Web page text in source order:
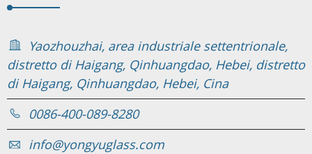
Yaozhouzhai, area industriale settentrionale,
distretto di Haigang, Qinhuangdao, Hebei, distretto
di Haigang, Qinhuangdao, Hebei, Cina
0086-400-089-8280
info@yongyuglass.com